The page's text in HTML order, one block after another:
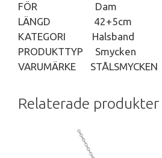
FÖR Dam
LÄNGD 42+5cm
KATEGORI Halsband
PRODUKTTYP Smycken
VARUMÄRKE STÅLSMYCKEN
Relaterade produkter